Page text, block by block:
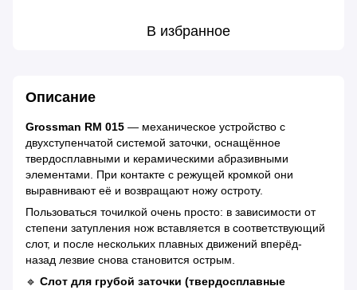
В избранное
Описание
Grossman RM 015 — механическое устройство с
двухступенчатой системой заточки, оснащённое
твердосплавными и керамическими абразивными
элементами. При контакте с режущей кромкой они
выравнивают её и возвращают ножу остроту.
Пользоваться точилкой очень просто: в зависимости от
степени затупления нож вставляется в соответствующий
слот, и после нескольких плавных движений вперёд-
назад лезвие снова становится острым.
🔹 Слот для грубой заточки (твердосплавные